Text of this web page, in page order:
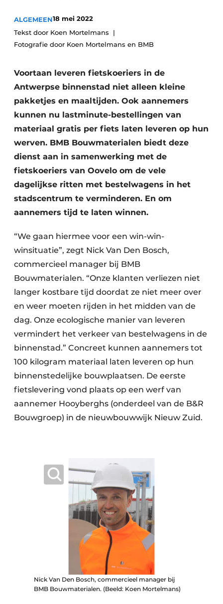
Vacatures
Video’s
Bedrijven
Bedrijven
Contact
Akoestiek
Beton & Staalbouw
Brandveiligheid
BIM
Evenementen
Dak & Gevel
Houtbouw
HVAC
Interieurarchitectuur
Renovatie
Toegangscontrole
Veiligheid & Opleiding
Zonwering
ALGEMEEN18 mei 2022
Tekst door Koen Mortelmans
Fotografie door Koen Mortelmans en BMB
Voortaan leveren fietskoeriers in de
Antwerpse binnenstad niet alleen kleine
pakketjes en maaltijden. Ook aannemers
kunnen nu lastminute-bestellingen van
materiaal gratis per fiets laten leveren op hun
werven. BMB Bouwmaterialen biedt deze
dienst aan in samenwerking met de
fietskoeriers van Oovelo om de vele
dagelijkse ritten met bestelwagens in het
stadscentrum te verminderen. En om
aannemers tijd te laten winnen.
“We gaan hiermee voor een win-win-
winsituatie”, zegt Nick Van Den Bosch,
commercieel manager bij BMB
Bouwmaterialen. “Onze klanten verliezen niet
langer kostbare tijd doordat ze niet meer over
en weer moeten rijden in het midden van de
dag. Onze ecologische manier van leveren
vermindert het verkeer van bestelwagens in de
binnenstad.” Concreet kunnen aannemers tot
100 kilogram materiaal laten leveren op hun
binnenstedelijke bouwplaatsen. De eerste
fietslevering vond plaats op een werf van
aannemer Hooyberghs (onderdeel van de B&R
Bouwgroep) in de nieuwbouwwijk Nieuw Zuid.
Nick Van Den Bosch, commercieel manager bij
BMB Bouwmaterialen. (Beeld: Koen Mortelmans)